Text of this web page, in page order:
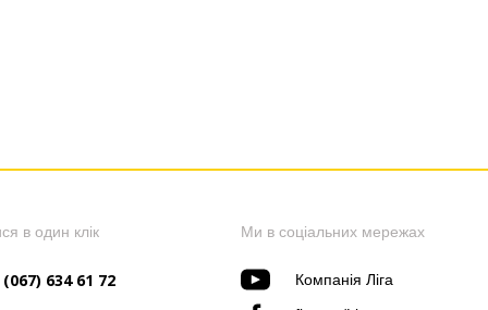
в один клік
(067) 634 61 72
Ми в соціальних мережах
Компанія Ліга